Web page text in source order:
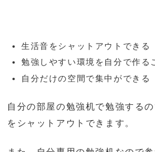
生活音をシャットアウトできる
勉強しやすい環境を自分で作る
自分だけの空間で集中ができる
自分の部屋の勉強机で勉強する
をシャットアウトできます。